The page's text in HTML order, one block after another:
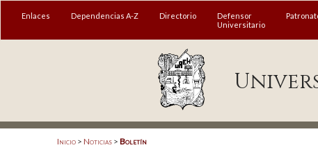
MENÚ
Enlaces Dependencias A-Z Directorio
Defensor
Universitario
Inicio > Noticias > Boletín